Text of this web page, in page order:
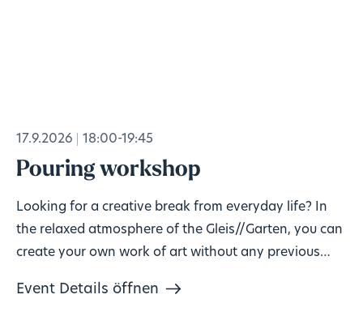
17.9.2026 18:00-19:45
Pouring workshop
Looking for a creative break from everyday life? In
the relaxed atmosphere of the Gleis//Garten, you can
create your own work of art without any previous
Event Details öffnen